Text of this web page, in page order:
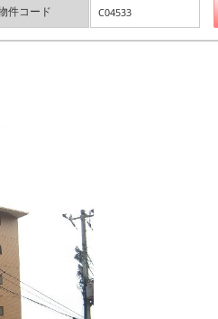
件コード C04533